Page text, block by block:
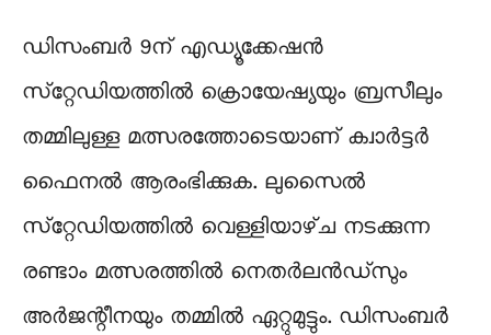
ഡിസംബർ 9ന് എഡ്യൂക്കേഷൻ
സ്‌റ്റേഡിയത്തിൽ ക്രൊയേഷ്യയും ബ്രസീലും
തമ്മിലുള്ള മത്സരത്തോടെയാണ് ക്വാർട്ടർ
ഫൈനൽ ആരംഭിക്കുക. ലുസൈൽ
സ്‌റ്റേഡിയത്തിൽ വെള്ളിയാഴ്‌ച നടക്കുന്ന
രണ്ടാം മത്സരത്തിൽ നെതർലൻഡ്‌സും
അർജന്റീനയും തമ്മിൽ ഏറ്റുമുട്ടും. ഡിസംബർ